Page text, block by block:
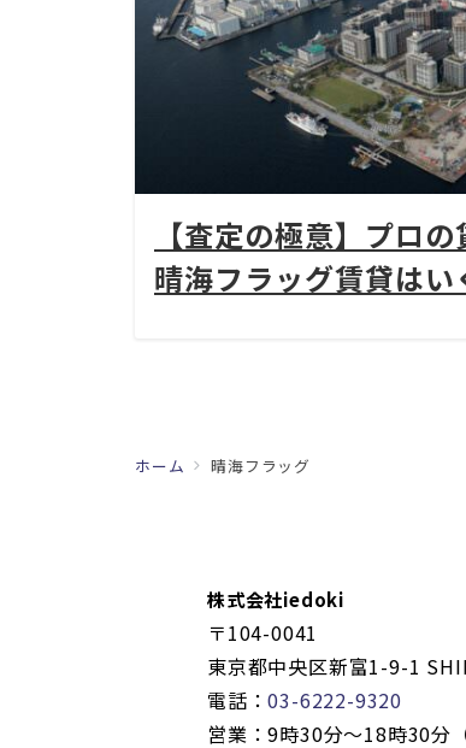
【査定の極意】プロ
晴海フラッグ賃貸はい
ホーム 晴海フラッグ
株式会社iedoki
〒104-0041
東京都中央区新富1-9-1
電話：03-6222-9320
営業：9時30分〜18時30分